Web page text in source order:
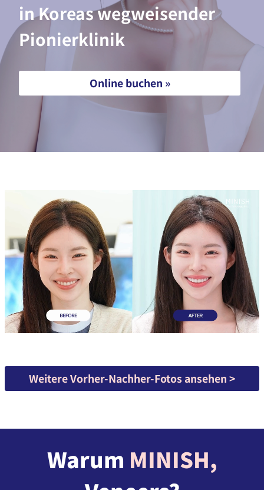
in Koreas wegweisender
Pionierklinik
Online buchen »
Weitere Vorher-Nachher-Fotos ansehen >
Warum MINISH,